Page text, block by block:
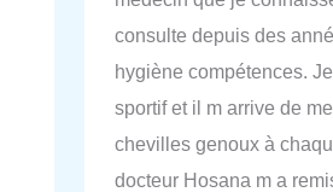
consulte depuis des
hygiène compétences.
sportif et il m arrive de
chevilles genoux à
docteur Hosana m a